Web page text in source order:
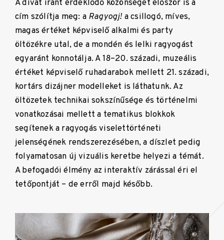
A divat iránt érdeklődő közönséget először is a
cím szólítja meg: a Ragyogj! a csillogó, míves,
magas értéket képviselő alkalmi és party
öltözékre utal, de a mondén és lelki ragyogást
egyaránt konnotálja. A 18–20. századi, muzeális
értéket képviselő ruhadarabok mellett 21. századi,
kortárs dizájner modelleket is láthatunk. Az
öltözetek technikai sokszínűsége és történelmi
vonatkozásai mellett a tematikus blokkok
segítenek a ragyogás viselettörténeti
jelenségének rendszerezésében, a díszlet pedig
folyamatosan új vizuális keretbe helyezi a témát.
A befogadói élmény az interaktív zárással éri el
tetőpontját – de erről majd később.